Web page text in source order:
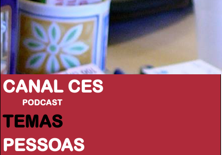
CANAL CES
PODCAST
TEMAS
PESSOAS